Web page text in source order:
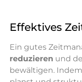
Effektives
Ein gutes
reduzieren und
bewältigen.